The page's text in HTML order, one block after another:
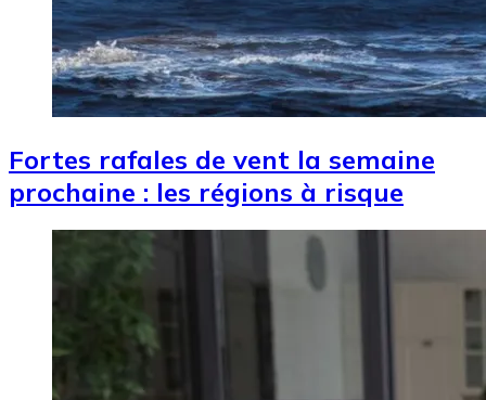
Fortes rafales de vent la semaine
prochaine : les régions à risque